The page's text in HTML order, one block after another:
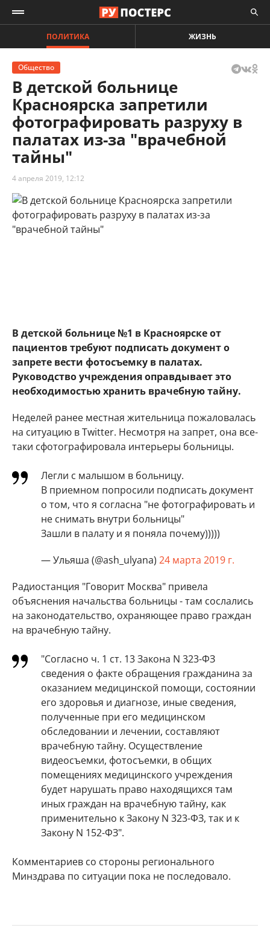
ПОЛИТИКА ЖИЗНЬ
Общество
В детской больнице
Красноярска запретили
фотографировать разруху в
палатах из-за "врачебной
тайны"
4 апреля 2019, 12:12
В детской больнице №1 в Красноярске от
пациентов требуют подписать документ о
запрете вести фотосъемку в палатах.
Руководство учреждения оправдывает это
необходимостью хранить врачебную тайну.
Неделей ранее местная жительница пожаловалась
на ситуацию в Twitter. Несмотря на запрет, она все-
таки сфотографировала интерьеры больницы.
Легли с малышом в больницу.
В приемном попросили подписать документ
о том, что я согласна "не фотографировать и
не снимать внутри больницы"
Зашли в палату и я поняла почему)))))
— Ульяша (@ash_ulyana) 24 марта 2019 г.
Радиостанция "Говорит Москва" привела
объяснения начальства больницы - там сослались
на законодательство, охраняющее право граждан
на врачебную тайну.
"Согласно ч. 1 ст. 13 Закона N 323-ФЗ
сведения о факте обращения гражданина за
оказанием медицинской помощи, состоянии
его здоровья и диагнозе, иные сведения,
полученные при его медицинском
обследовании и лечении, составляют
врачебную тайну. Осуществление
видеосъемки, фотосъемки, в общих
помещениях медицинского учреждения
будет нарушать право находящихся там
иных граждан на врачебную тайну, как
применительно к Закону N 323-ФЗ, так и к
Закону N 152-ФЗ".
Комментариев со стороны регионального
Минздрава по ситуации пока не последовало.